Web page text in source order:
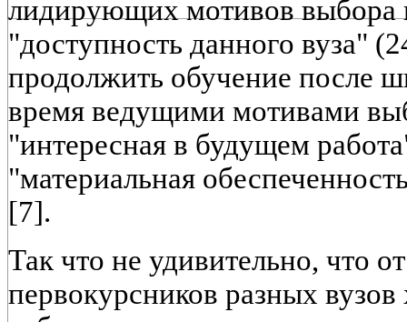
лидирующих мотивов выбора
"доступность данного вуза"
продолжить обучение после
время ведущими мотивами
"интересная в будущем
"материальная
[7].
Так что не удивительно, что
первокурсников разных